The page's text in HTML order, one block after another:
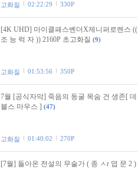
고화질 02:22:29 330P
[4K UHD] 마이클패스벤더X제니퍼로렌스 ((
조 능 럭 자 )) 2160P 초고화질 (9)
고화질 01:53:56 350P
7월 [공식자막] 죽음의 동굴 목숨 건 생존[ 데
블스 마우스 ] (47)
고화질 01:40:02 270P
[7월] 돌아온 전설의 무술가 ( 종 ㅅr 엽 문 2 )